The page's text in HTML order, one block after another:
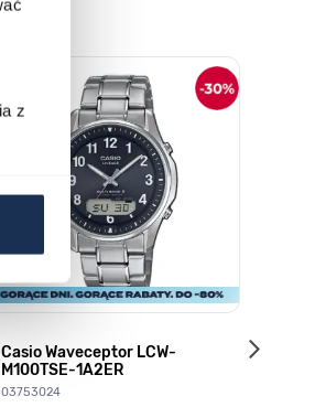
z
linka pomijającego.
Casio Waveceptor LCW-
M100TSE-1A2ER
03753024